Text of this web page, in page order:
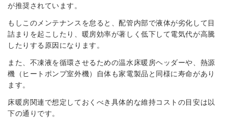
が推奨されています。
もしこのメンテナンスを怠ると、配管内部で液体が劣化して目
詰まりを起こしたり、暖房効率が著しく低下して電気代が高騰
したりする原因になります。
また、不凍液を循環させるための温水床暖房ヘッダーや、熱源
機（ヒートポンプ室外機）自体も家電製品と同様に寿命があり
ます。
床暖房関連で想定しておくべき具体的な維持コストの目安は以
下の通りです。